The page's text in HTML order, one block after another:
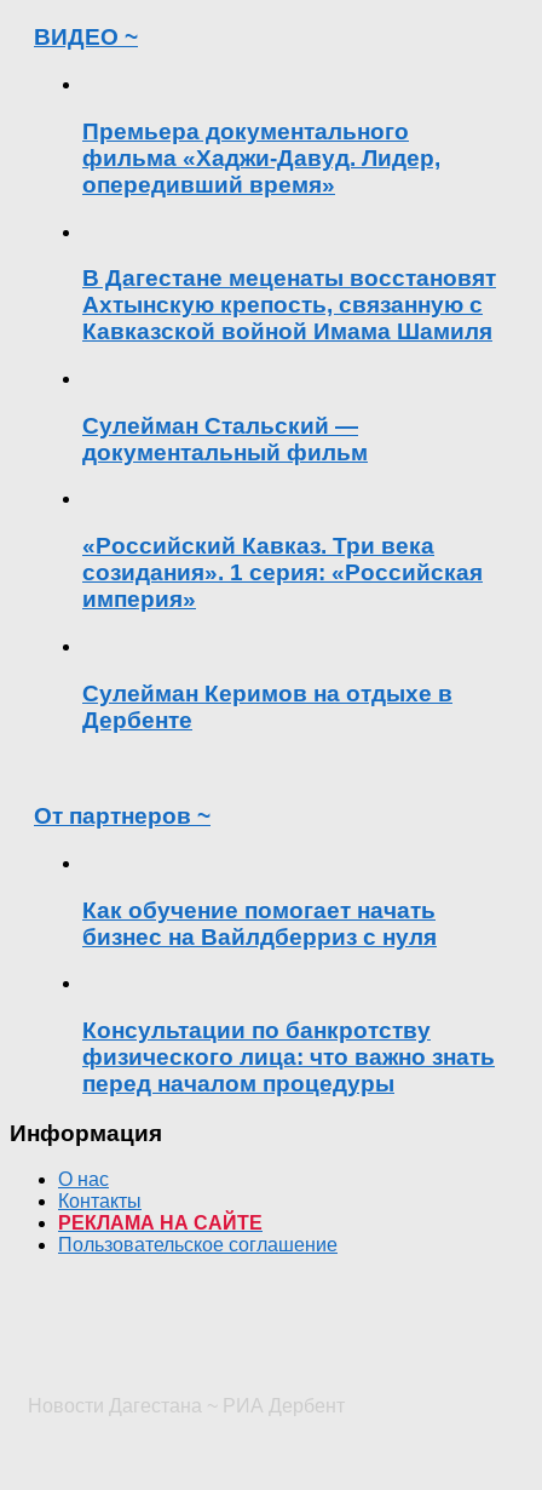
ВИДЕО ~
Премьера документального
фильма «Хаджи-Давуд. Лидер,
опередивший время»
В Дагестане меценаты восстановят
Ахтынскую крепость, связанную с
Кавказской войной Имама Шамиля
Сулейман Стальский —
документальный фильм
«Российский Кавказ. Три века
созидания». 1 серия: «Российская
империя»
Сулейман Керимов на отдыхе в
Дербенте
От партнеров ~
Как обучение помогает начать
бизнес на Вайлдберриз с нуля
Консультации по банкротству
физического лица: что важно знать
перед началом процедуры
Информация
О нас
Контакты
РЕКЛАМА НА САЙТЕ
Пользовательское соглашение
Новости Дагестана ~ РИА Дербент